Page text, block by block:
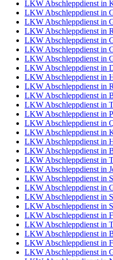
LKW Abschleppdienst in
LKW Abschleppdienst in
LKW Abschleppdienst in
LKW Abschleppdienst in
LKW Abschleppdienst in
LKW Abschleppdienst in
LKW Abschleppdienst in
LKW Abschleppdienst in
LKW Abschleppdienst in
LKW Abschleppdienst in
LKW Abschleppdienst in
LKW Abschleppdienst in
LKW Abschleppdienst in
LKW Abschleppdienst in
LKW Abschleppdienst in
LKW Abschleppdienst in
LKW Abschleppdienst in
LKW Abschleppdienst in
LKW Abschleppdienst in
LKW Abschleppdienst in
LKW Abschleppdienst in
LKW Abschleppdienst in
LKW Abschleppdienst in
LKW Abschleppdienst in
LKW Abschleppdienst in
LKW Abschleppdienst in
LKW Abschleppdienst in
LKW Abschleppdienst in